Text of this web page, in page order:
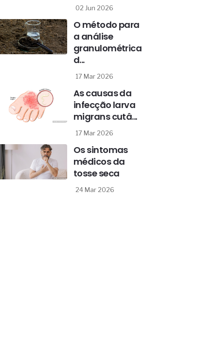
02 Jun 2026
O método para
a análise
granulométrica
d...
17 Mar 2026
As causas da
infecção larva
migrans cutâ...
17 Mar 2026
Os sintomas
médicos da
tosse seca
24 Mar 2026